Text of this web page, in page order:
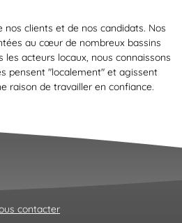
nos clients et de nos candidats. Nos
au cœur de nombreux bassins
les acteurs locaux, nous connaissons
pensent "localement" et agissent
raison de travailler en confiance.
contacter